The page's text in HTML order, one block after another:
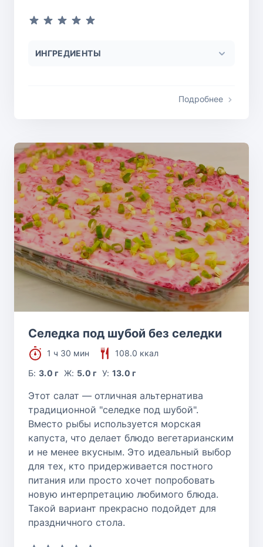
ИНГРЕДИЕНТЫ
Подробнее
Селедка под шубой без селедки
1 ч 30 мин
108.0 ккал
Б:3.0 г Ж: 5.0 г У: 13.0 г
Этот салат — отличная альтернатива
традиционной "селедке под шубой".
Вместо рыбы используется морская
капуста, что делает блюдо вегетарианским
и не менее вкусным. Это идеальный выбор
для тех, кто придерживается постного
питания или просто хочет попробовать
новую интерпретацию любимого блюда.
Такой вариант прекрасно подойдет для
праздничного стола.